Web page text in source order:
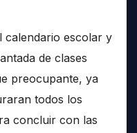
calendario escolar y
de clases
preocupante, ya
todos los
concluir con las